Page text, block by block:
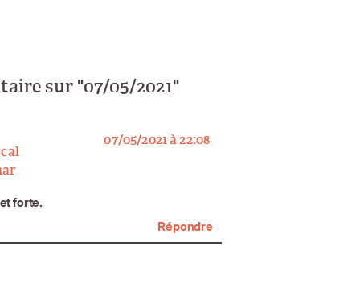
sur "07/05/2021"
07/05/2021 à 22:08
forte.
Répondre